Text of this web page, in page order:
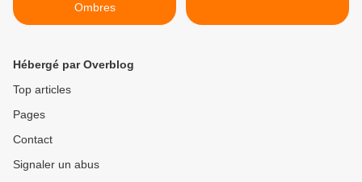
Ombres
Hébergé par Overblog
Top articles
Pages
Contact
Signaler un abus